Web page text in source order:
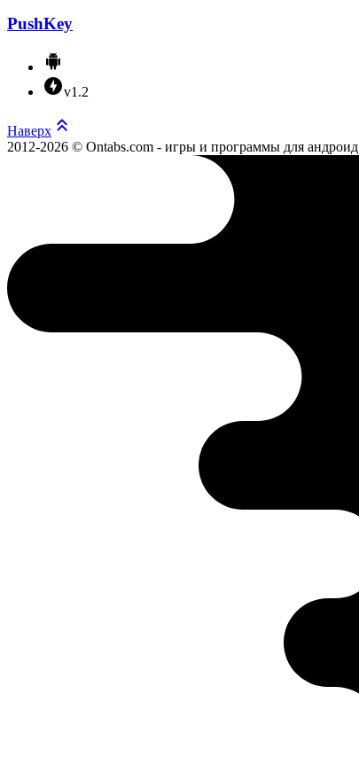
PushKey
v1.2
Наверх
2012-2026 © Ontabs.com - игры и программы для андроид